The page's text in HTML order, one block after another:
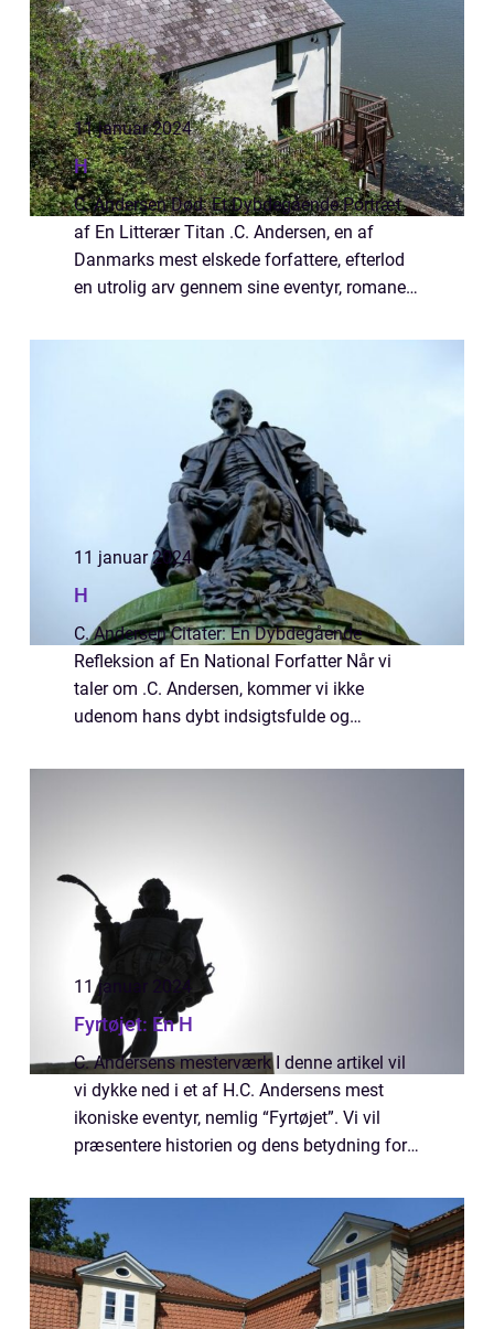
11 januar 2024
H
C. Andersen Død: Et Dybdegående Portræt
af En Litterær Titan .C. Andersen, en af
Danmarks mest elskede forfattere, efterlod
en utrolig arv gennem sine eventyr, romaner
kunstner lukkede øjnene for sidste ga...
11 januar 2024
H
C. Andersen Citater: En Dybdegående
Refleksion af En National Forfatter Når vi
taler om .C. Andersen, kommer vi ikke
udenom hans dybt indsigtsfulde og
hos læsere verden over. Disse citater er mere
11 januar 2024
Fyrtøjet: En H
C. Andersens mesterværk I denne artikel vil
vi dykke ned i et af H.C. Andersens mest
ikoniske eventyr, nemlig “Fyrtøjet”. Vi vil
præsentere historien og dens betydning for
med på en historisk re...